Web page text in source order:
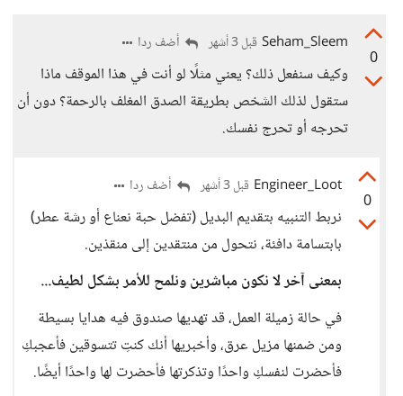
0
Seham_Sleem قبل 3 أشهر أضف ردا
وكيف سنفعل ذلك؟ يعني مثلًا لو أنت في هذا الموقف ماذا
ستقول لذلك الشخص بطريقة الصدق المغلف بالرحمة؟ دون أن
تحرجه أو تحرج نفسك.
0
Engineer_Loot قبل 3 أشهر أضف ردا
نربط التنبيه بتقديم البديل (تفضل حبة نعناع أو رشة عطر)
بابتسامة دافئة، نتحول من منتقدين إلى منقذين.
بمعنى آخر لا نكون مباشرين ونلمح للأمر بشكل لطيف...
في حالة زميلة العمل، قد تهديها صندوق فيه هدايا بسيطة
ومن ضمنها مزيل عرق، وأخبريها أنك كنتِ تتسوقين فأعجبكِ
فأحضرت لنفسكِ واحدًا وتذكرتها فأحضرت لها واحدًا أيضًا.